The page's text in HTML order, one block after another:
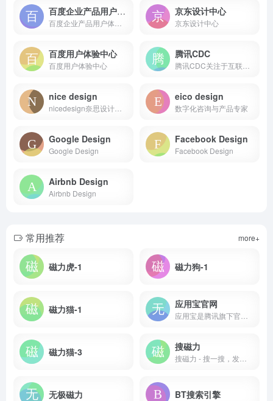
百度企业产品用户体验中心 京东设计中心
京东设计中心
百度用户体验中心
百度用户体验中心
腾讯CDC
nice design eico design
数字化咨询与产品专家
Google Design
Google Design
Facebook Design
Facebook Design
Airbnb Design
Airbnb Design
常用推荐 more+
磁力虎-1 磁力狗-1
磁力猫-1 应用宝官网
磁力猫-3 搜磁力
无极磁力 BT搜索引擎